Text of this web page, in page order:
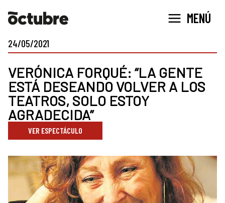
MENÚ
24/05/2021
VERÓNICA FORQUÉ: “LA GENTE
ESTÁ DESEANDO VOLVER A LOS
TEATROS, SOLO ESTOY
AGRADECIDA”
VER ESPECTÁCULO